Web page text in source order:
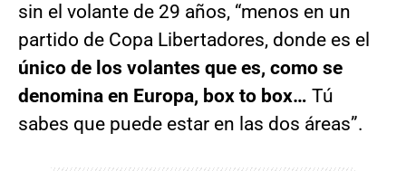
sin el volante de 29 años, “menos en un
partido de Copa Libertadores, donde es el
único de los volantes que es, como se
denomina en Europa, box to box… Tú
sabes que puede estar en las dos áreas”.